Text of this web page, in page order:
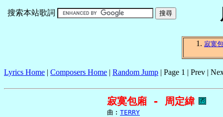
搜索本站歌詞
寂寞
Lyrics Home | Composers Home | Random Jump | Page 1 | Prev |
寂寞包廂 - 周定緯
     曲︰
TERRY